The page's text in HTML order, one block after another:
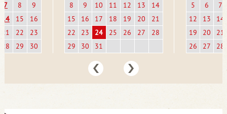
7
8
9
14
15
16
21
22
23
28
29 30
8
9 10 11 12 13
14
15
16 17 18 19 20
21
22
23 24 25 26 27
28
29
30 31
5 6
7
12
13
14
19
20
21
26
27 28